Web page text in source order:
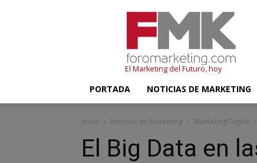
El Marketing del Futuro, hoy
PORTADA NOTICIAS DE MARKETING
Inicio Noticias de Marketing Marketing Digital
El Big Data en